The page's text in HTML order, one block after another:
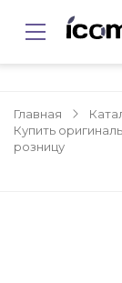
Главная
Купить
розницу